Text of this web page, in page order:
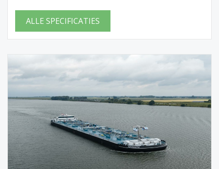
ALLE SPECIFICATIES